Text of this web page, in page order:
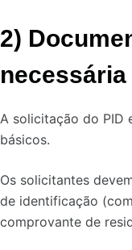
2)
necessária
A solicitação do PID
básicos.
Os solicitantes
de identificação
comprovante de